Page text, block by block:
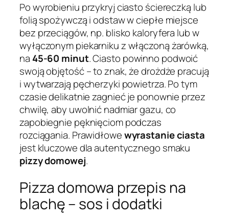
Po wyrobieniu przykryj ciasto ściereczką lub
folią spożywczą i odstaw w ciepłe miejsce
bez przeciągów, np. blisko kaloryfera lub w
wyłączonym piekarniku z włączoną żarówką,
na 45-60 minut. Ciasto powinno podwoić
swoją objętość – to znak, że drożdże pracują
i wytwarzają pęcherzyki powietrza. Po tym
czasie delikatnie zagnieć je ponownie przez
chwilę, aby uwolnić nadmiar gazu, co
zapobiegnie pęknięciom podczas
rozciągania. Prawidłowewyrastanie ciasta
jest kluczowe dla autentycznego smaku
pizzy domowej.
Pizza domowa przepis na
blachę – sos i dodatki